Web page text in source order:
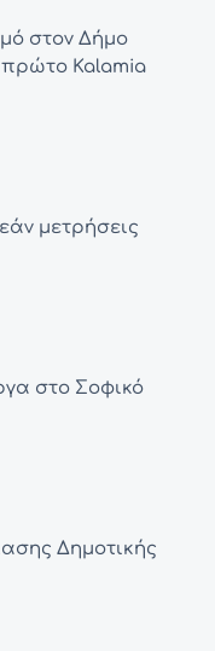
στον Δήμο
πρώτο Kalamia
μετρήσεις
στο Σοφικό
Δημοτικής